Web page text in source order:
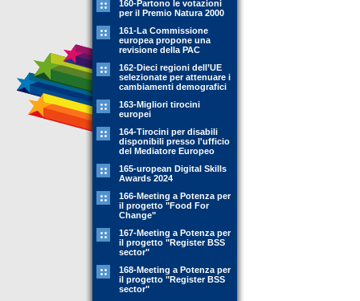
160-Partono le votazioni
per il Premio Natura 2000
161-La Commissione
europea propone una
revisione della PAC
162-Dieci regioni dell’UE
selezionate per attenuare i
cambiamenti demografici
163-Migliori tirocini
europei
164-Tirocini per disabili
disponibili presso l'ufficio
del Mediatore Europeo
165-uropean Digital Skills
Awards 2024
166-Meeting a Potenza per
il progetto "Food For
Change"
167-Meeting a Potenza per
il progetto "Register BSS
sector"
168-Meeting a Potenza per
il progetto "Register BSS
sector"